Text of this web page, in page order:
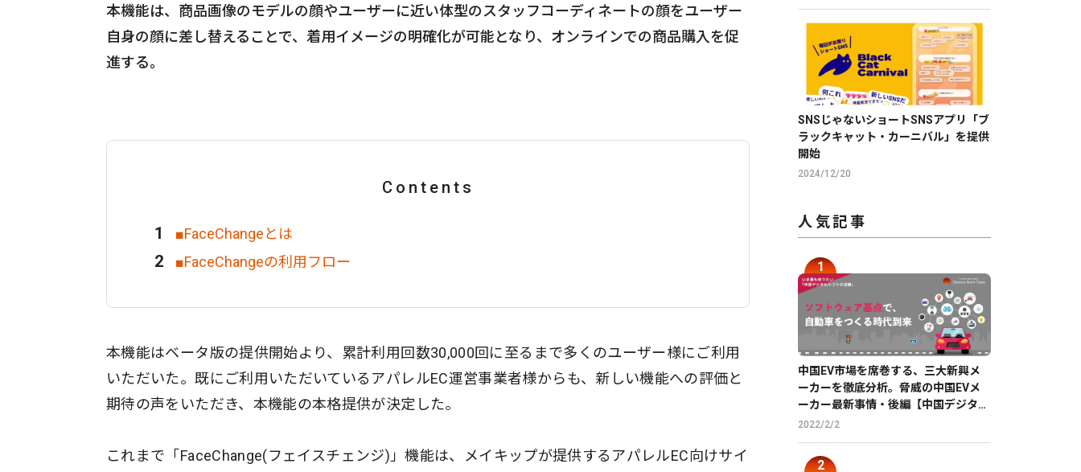
本機能は、商品画像のモデルの顔やユーザーに近い体型のスタッフコーディネートの顔をユーザー
自身の顔に差し替えることで、着用イメージの明確化が可能となり、オンラインでの商品購入を促
進する。
Contents
■FaceChangeとは
■FaceChangeの利用フロー
本機能はベータ版の提供開始より、累計利用回数30,000回に至るまで多くのユーザー様にご利用
いただいた。既にご利用いただいているアパレルEC運営事業者様からも、新しい機能への評価と
期待の声をいただき、本機能の本格提供が決定した。
これまで「FaceChange(フェイスチェンジ)」機能は、メイキップが提供するアパレルEC向けサイ
SNSじゃないショートSNSアプリ「ブ
ラックキャット・カーニバル」を提供
開始
2024/12/20
人気記事
中国EV市場を席巻する、三大新興メ
ーカーを徹底分析。脅威の中国EVメ
ーカー最新事情・後編【中国デジタル
企業最前線】
2022/2/2